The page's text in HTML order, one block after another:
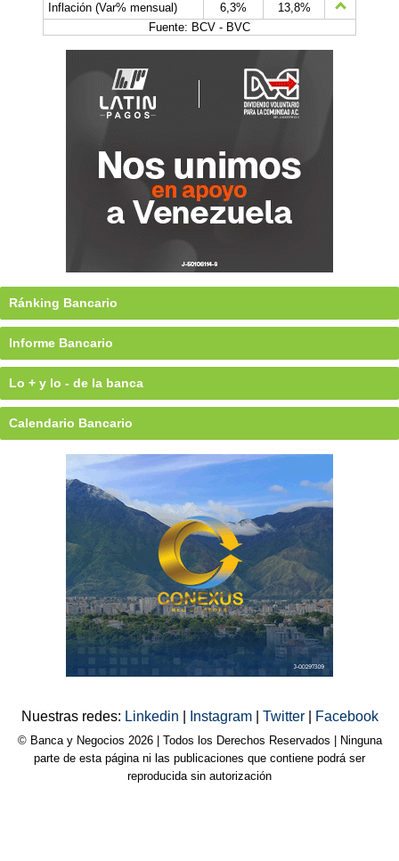
Inflación (Var% mensual)
6,3%
13,8%
Fuente: BCV - BVC
Ránking Bancario
Informe Bancario
Lo + y lo - de la banca
Calendario Bancario
Nuestras redes: Linkedin Instagram Twitter Facebook
© Banca y Negocios 2026 | Todos los Derechos Reservados | Ninguna
parte de esta página ni las publicaciones que contiene podrá ser
reproducida sin autorización